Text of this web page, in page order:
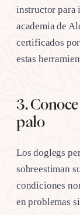
instructor para
academia de
certificados
estas
3.
palo
Los doglegs
sobreestiman
condiciones
en problemas